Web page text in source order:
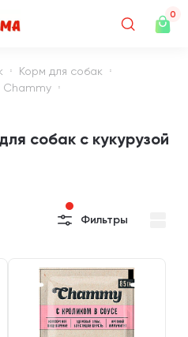
0
Корм для собак
Chammy
собак с кукурузой
Фильтры